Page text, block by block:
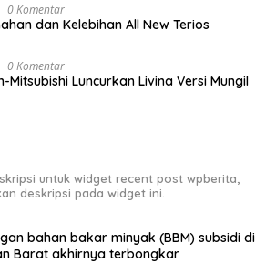
0 Komentar
dan Kelebihan All New Terios
0 Komentar
Mitsubishi Luncurkan Livina Versi Mungil
untuk widget recent post wpberita,
deskripsi pada widget ini.
bahan bakar minyak (BBM) subsidi di
Barat akhirnya terbongkar